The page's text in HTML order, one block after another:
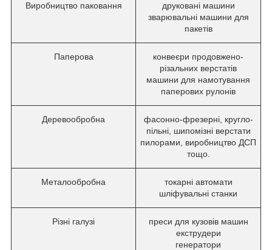
Виробництво паковання
друковані машини
зварювальні машини для
пакетів
Паперова
конвеєри продовжено-
різальних верстатів
машини для намотування
паперових рулонів
Деревообробна
фасонно-фрезерні, кругло-
пільні, шипомізні верстати
пилорами, виробництво ДСП
тощо.
Металообробна
токарні автомати
шліфувальні станки
Різні галузі
преси для кузовів машин
екструдери
генератори